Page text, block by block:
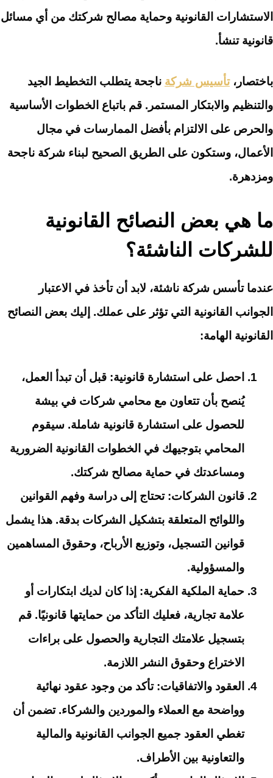
الاستشارات القانونية وحماية مصالح شركتك من أي مسائل
قانونية تنشأ.
باختصار،تأسيس شركة ناجحة يتطلب التخطيط الجيد
والتنظيم والابتكار المستمر. قم باتباع الخطوات الأساسية
والحرص على الالتزام بأفضل الممارسات في مجال
الأعمال، وستكون على الطريق الصحيح لبناء شركة ناجحة
ومزدهرة.
ما هي بعض النصائح القانونية
للشركات الناشئة؟
عندما تأسس شركة ناشئة، لابد أن تأخذ في الاعتبار
الجوانب القانونية التي تؤثر على عملك. إليك بعض النصائح
القانونية الهامة:
احصل على استشارة قانونية: قبل أن تبدأ العمل،
يُنصح بأن تتعاون مع محامي شركات في بيشة
للحصول على استشارة قانونية شاملة. سيقوم
المحامي بتوجيهك في الخطوات القانونية الضرورية
ومساعدتك في حماية مصالح شركتك.
قانون الشركات: تحتاج إلى دراسة وفهم القوانين
واللوائح المتعلقة بتشكيل الشركات بدقة. هذا يشمل
قوانين التسجيل، وتوزيع الأرباح، وحقوق المساهمين
والمسؤولية.
حماية الملكية الفكرية: إذا كان لديك ابتكارات أو
علامة تجارية، فعليك التأكد من حمايتها قانونيًا. قم
بتسجيل علامتك التجارية والحصول على براءات
الاختراع وحقوق النشر اللازمة.
العقود والاتفاقيات: تأكد من وجود عقود نهائية
وواضحة مع العملاء والموردين والشركاء. تضمن أن
تغطي العقود جميع الجوانب القانونية والمالية
والتعاونية بين الأطراف.